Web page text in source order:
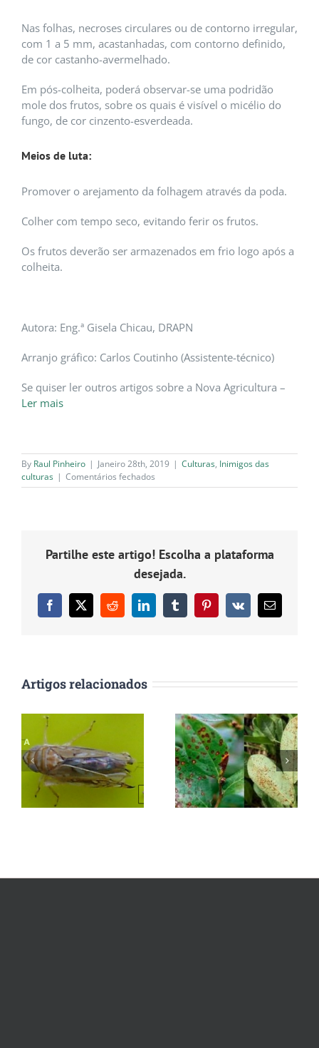
Nas folhas, necroses circulares ou de contorno irregular,
com 1 a 5 mm, acastanhadas, com contorno definido,
de cor castanho-avermelhado.
Em pós-colheita, poderá observar-se uma podridão
mole dos frutos, sobre os quais é visível o micélio do
fungo, de cor cinzento-esverdeada.
Meios de luta:
Promover o arejamento da folhagem através da poda.
Colher com tempo seco, evitando ferir os frutos.
Os frutos deverão ser armazenados em frio logo após a
colheita.
Autora: Eng.ª Gisela Chicau, DRAPN
Arranjo gráfico: Carlos Coutinho (Assistente-técnico)
Se quiser ler outros artigos sobre a Nova Agricultura –
Ler mais
By Raul Pinheiro | Janeiro 28th, 2019 | Culturas, Inimigos das
culturas | Comentários fechados
Alternaria
Partilhe este artigo! Escolha a plataforma
desejada.
Facebook
X RedditLinkedInTumblrPinterest
Vk
Email
(necessário
Artigos relacionados
Ferrugem
(Naohidemyces
Botrytis sp.